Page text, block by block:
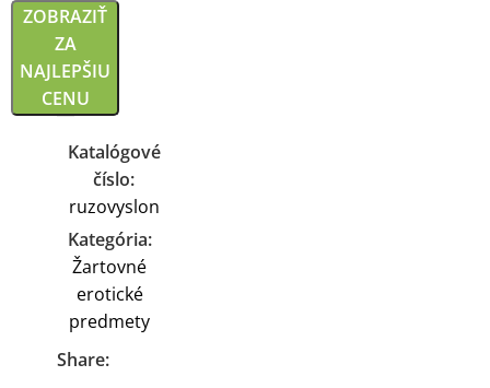
ZOBRAZIŤ
ZA
NAJLEPŠIU
CENU
Katalógové
číslo:
ruzovyslon
Kategória:
Žartovné
erotické
predmety
Share: